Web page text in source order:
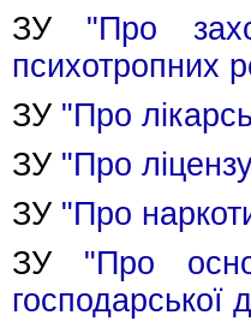
ЗУ "Про
психотропних
ЗУ "Про
ЗУ "Про
ЗУ "Про
ЗУ "Про
господарської